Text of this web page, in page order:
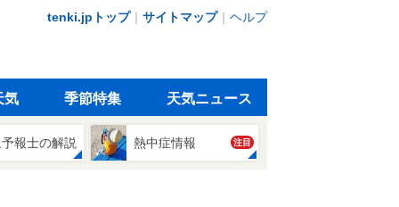
tenki.jpトップ｜ サイトマップ｜ ヘルプ
気 季節特集 天気ニュース
報士の解説 熱中症情報 注目